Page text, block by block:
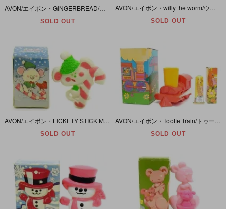
AVON/エイボン・GINGERBREAD/ジンジャーマン・Pin pal/ピンパル/バッジ/バッチ/ブローチ・Fragrance Glace/フレグランスグラス/練り香水・1972年
SOLD OUT SOLD OUT
SOLD OUT SOLD OUT